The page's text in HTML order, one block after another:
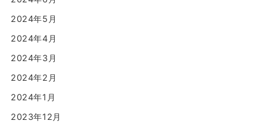
2024年5月
2024年4月
2024年3月
2024年2月
2024年1月
2023年12月